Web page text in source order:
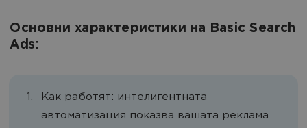
Основни характеристики на Basic Search
Ads:
Как работят: интелигентната
автоматизация показва вашата реклама